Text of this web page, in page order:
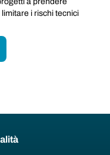
i rischi tecnici